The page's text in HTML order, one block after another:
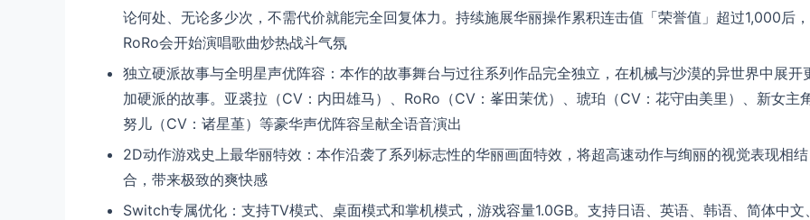
论何处、无论多少次，不需代价就能完全回复体力。持续施展华丽操作累积连击值「荣誉值」超过1,000后，
RoRo会开始演唱歌曲炒热战斗气氛
独立硬派故事与全明星声优阵容：本作的故事舞台与过往系列作品完全独立，在机械与沙漠的异世界中展开
加硬派的故事。亚裘拉（CV：内田雄马）、RoRo（CV：峯田茉优）、琥珀（CV：花守由美里）、新女主
努儿（CV：诸星堇）等豪华声优阵容呈献全语音演出
2D动作游戏史上最华丽特效：本作沿袭了系列标志性的华丽画面特效，将超高速动作与绚丽的视觉表现相结
合，带来极致的爽快感
Switch专属优化：支持TV模式、桌面模式和掌机模式，游戏容量1.0GB。支持日语、英语、韩语、简体中文、